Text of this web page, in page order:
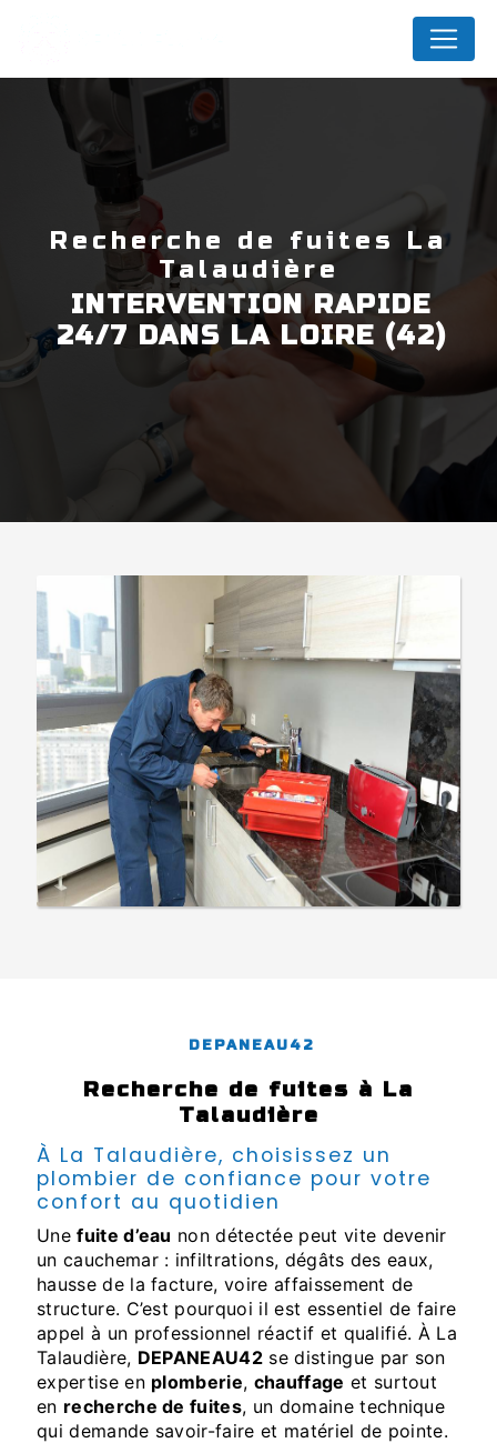
recherche de fuites La
Talaudière
INTERVENTION RAPIDE
24/7 DANS LA LOIRE (42)
DEPANEAU42
recherche de fuites à La
Talaudière
À La Talaudière, choisissez un
plombier de confiance pour votre
confort au quotidien
Unefuite d’eau non détectée peut vite devenir
un cauchemar : infiltrations, dégâts des eaux,
hausse de la facture, voire affaissement de
structure. C’est pourquoi il est essentiel de faire
appel à un professionnel réactif et qualifié. À La
Talaudière, DEPANEAU42 se distingue par son
expertise en plomberie, chauffage et surtout
en recherche de fuites, un domaine technique
qui demande savoir-faire et matériel de pointe.